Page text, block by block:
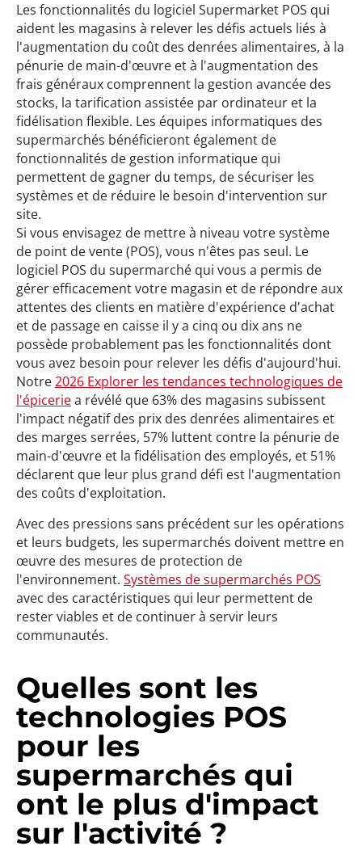
Les fonctionnalités du logiciel Supermarket POS qui
aident les magasins à relever les défis actuels liés à
l'augmentation du coût des denrées alimentaires, à la
pénurie de main-d'œuvre et à l'augmentation des
frais généraux comprennent la gestion avancée des
stocks, la tarification assistée par ordinateur et la
fidélisation flexible. Les équipes informatiques des
supermarchés bénéficieront également de
fonctionnalités de gestion informatique qui
permettent de gagner du temps, de sécuriser les
systèmes et de réduire le besoin d'intervention sur
site.
Si vous envisagez de mettre à niveau votre système
de point de vente (POS), vous n'êtes pas seul. Le
logiciel POS du supermarché qui vous a permis de
gérer efficacement votre magasin et de répondre aux
attentes des clients en matière d'expérience d'achat
et de passage en caisse il y a cinq ou dix ans ne
possède probablement pas les fonctionnalités dont
vous avez besoin pour relever les défis d'aujourd'hui.
Notre2026 Explorer les tendances technologiques de
l'épiceriea révélé que 63% des magasins subissent
l'impact négatif des prix des denrées alimentaires et
des marges serrées, 57% luttent contre la pénurie de
main-d'œuvre et la fidélisation des employés, et 51%
déclarent que leur plus grand défi est l'augmentation
des coûts d'exploitation.
Avec des pressions sans précédent sur les opérations
et leurs budgets, les supermarchés doivent mettre en
œuvre des mesures de protection de
l'environnement. Systèmes de supermarchés POS
avec des caractéristiques qui leur permettent de
rester viables et de continuer à servir leurs
communautés.
Quelles sont les
technologies POS
pour les
supermarchés qui
ont le plus d'impact
sur l'activité ?